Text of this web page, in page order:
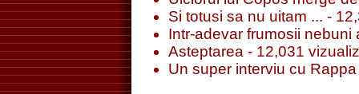
Si totusi sa nu uitam ... -
Intr-adevar frumosii nebuni
Asteptarea - 12,031
Un super interviu cu Rappa